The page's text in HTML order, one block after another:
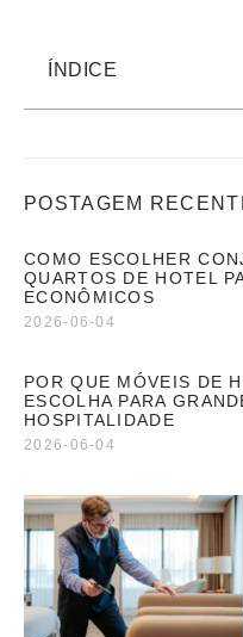
ÍNDICE
POSTAGEM
COMO ESCOLHER
QUARTOS DE HOTEL
ECONÔMICOS
2026-06-04
POR QUE MÓVEIS DE
ESCOLHA PARA
HOSPITALIDADE
2026-06-04